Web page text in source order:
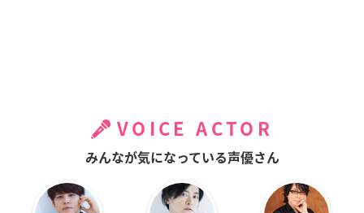
VOICE ACTOR
みんなが気になっている声優さん